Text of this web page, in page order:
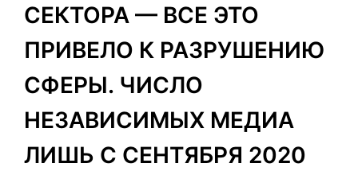
СЕКТОРА — ВСЕ ЭТО
ПРИВЕЛО К РАЗРУШЕНИЮ
СФЕРЫ. ЧИСЛО
НЕЗАВИСИМЫХ МЕДИА
ЛИШЬ С СЕНТЯБРЯ 2020